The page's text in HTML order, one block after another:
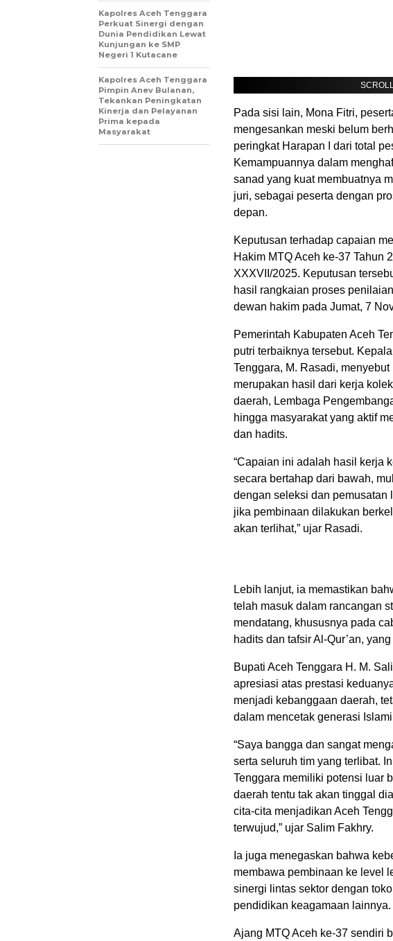
Pada sisi lain, Mona Fitri,
mengesankan meski belum
peringkat Harapan I dari total
Kemampuannya dalam
sanad yang kuat membuatnya
juri, sebagai peserta dengan
depan.
Keputusan terhadap capaian
Hakim MTQ Aceh ke-37 Tahun
XXXVII/2025. Keputusan
hasil rangkaian proses
dewan hakim pada Jumat, 7
Pemerintah Kabupaten Aceh
putri terbaiknya tersebut.
Tenggara, M. Rasadi,
merupakan hasil dari kerja
daerah, Lembaga
hingga masyarakat yang aktif
dan hadits.
“Capaian ini adalah hasil kerja
secara bertahap dari bawah,
dengan seleksi dan pemusatan
jika pembinaan dilakukan
akan terlihat,” ujar Rasadi.
Lebih lanjut, ia memastikan
telah masuk dalam rancangan
mendatang, khususnya pada
hadits dan tafsir Al-Qur’an,
Bupati Aceh Tenggara H. M.
apresiasi atas prestasi
menjadi kebanggaan daerah,
dalam mencetak generasi
“Saya bangga dan sangat
serta seluruh tim yang terlibat.
Tenggara memiliki potensi luar
daerah tentu tak akan tinggal
cita-cita menjadikan Aceh
terwujud,” ujar Salim Fakhry.
Ia juga menegaskan bahwa
membawa pembinaan ke level
sinergi lintas sektor dengan
pendidikan keagamaan lainnya.
Ajang MTQ Aceh ke-37 sendiri
Kapolres Aceh Tenggara
Perkuat Sinergi dengan
Dunia Pendidikan Lewat
Kunjungan ke SMP
Negeri 1 Kutacane
Kapolres Aceh Tenggara
Pimpin Anev Bulanan,
Tekankan Peningkatan
Kinerja dan Pelayanan
Prima kepada
Masyarakat